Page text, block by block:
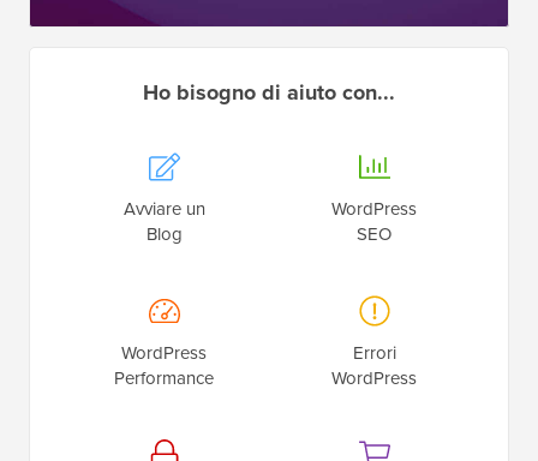
Ho bisogno di aiuto con...
Avviare un
Blog
WordPress
SEO
WordPress
Performance
Errori
WordPress